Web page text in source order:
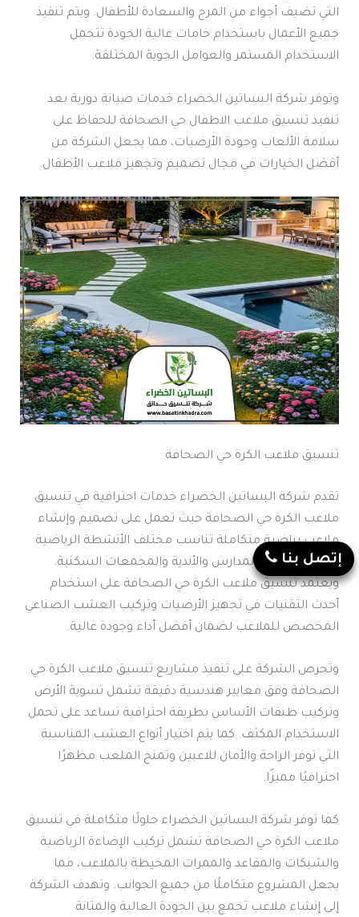
التي تضيف أجواء من المرح والسعادة للأطفال. ويتم تنفيذ
جميع الأعمال باستخدام خامات عالية الجودة تتحمل
الاستخدام المستمر والعوامل الجوية المختلفة.
وتوفر شركة البساتين الخضراء خدمات صيانة دورية بعد
تنفيذ تنسيق ملاعب الاطفال حي الصحافة للحفاظ على
سلامة الألعاب وجودة الأرضيات، مما يجعل الشركة من
أفضل الخيارات في مجال تصميم وتجهيز ملاعب الأطفال.
تنسيق ملاعب الكرة حي الصحافة
تقدم شركة البساتين الخضراء خدمات احترافية في تنسيق
ملاعب الكرة حي الصحافة حيث تعمل على تصميم وإنشاء
ملاعب رياضية متكاملة تناسب مختلف الأنشطة الرياضية
وتلبي احتياجات المدارس والأندية والمجمعات السكنية.
ويعتمد تنسيق ملاعب الكرة حي الصحافة على استخدام
أحدث التقنيات في تجهيز الأرضيات وتركيب العشب الصناعي
المخصص للملاعب لضمان أفضل أداء وجودة عالية.
وتحرص الشركة على تنفيذ مشاريع تنسيق ملاعب الكرة حي
الصحافة وفق معايير هندسية دقيقة تشمل تسوية الأرض
وتركيب طبقات الأساس بطريقة احترافية تساعد على تحمل
الاستخدام المكثف. كما يتم اختيار أنواع العشب المناسبة
التي توفر الراحة والأمان للاعبين وتمنح الملعب مظهرًا
احترافيًا مميزًا.
كما توفر شركة البساتين الخضراء حلولًا متكاملة في تنسيق
ملاعب الكرة حي الصحافة تشمل تركيب الإضاءة الرياضية
والشبكات والمقاعد والممرات المحيطة بالملاعب، مما
يجعل المشروع متكاملًا من جميع الجوانب. وتهدف الشركة
إلى إنشاء ملاعب تجمع بين الجودة العالية والمتانة
إتصل بنا